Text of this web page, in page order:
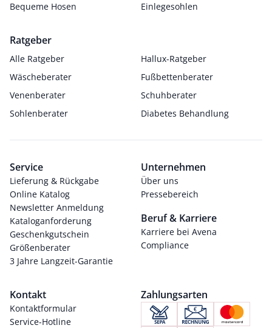
Bequeme Hosen
Einlegesohlen
Ratgeber
Alle Ratgeber
Hallux-Ratgeber
Wäscheberater
Fußbettenberater
Venenberater
Schuhberater
Sohlenberater
Diabetes Behandlung
Service
Lieferung & Rückgabe
Online Katalog
Newsletter Anmeldung
Kataloganforderung
Geschenkgutschein
Größenberater
3 Jahre Langzeit-Garantie
Unternehmen
Über uns
Pressebereich
Beruf & Karriere
Karriere bei Avena
Compliance
Kontakt
Kontaktformular
Service-Hotline
Zahlungsarten